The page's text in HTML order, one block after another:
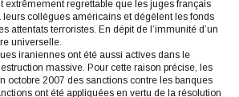
extrêmement regrettable que les juges français
collègues américains et dégèlent les fonds
attentats terroristes. En dépit de l’immunité d’un
universelle.
iraniennes ont été aussi actives dans le
massive. Pour cette raison précise, les
octobre 2007 des sanctions contre les banques
ont été appliquées en vertu de la résolution